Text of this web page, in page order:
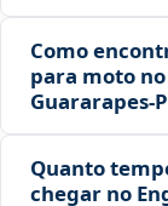
Como
para moto
Quanto
chegar no